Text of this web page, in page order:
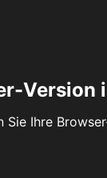
Version
Sie Ihre